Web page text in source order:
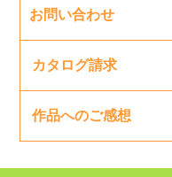
お問い合わせ
カタログ請求
作品へのご感想